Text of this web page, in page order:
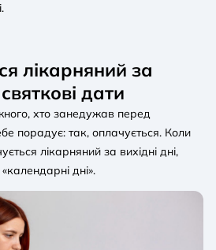
лікарняний за
дати
хто занедужав перед
порадує: так, оплачується. Коли
лікарняний за вихідні дні,
дні».